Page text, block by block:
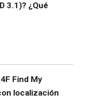
3.1)? ¿Qué
Find My
localización